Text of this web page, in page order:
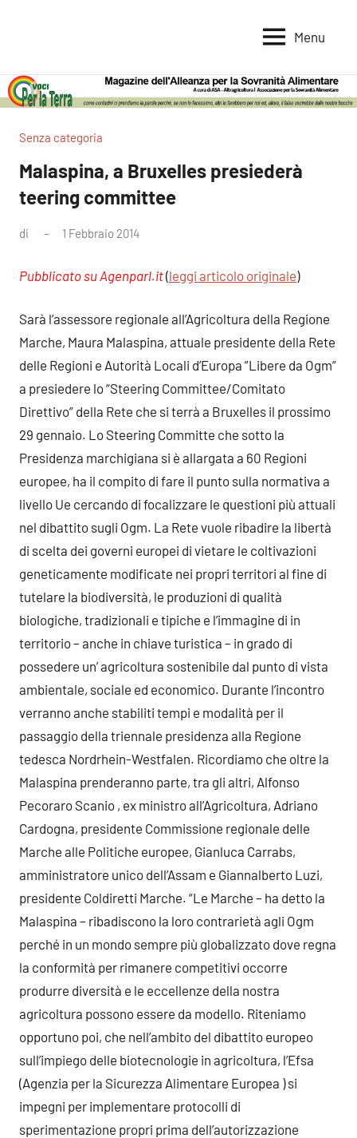
per
la
Terra
per
la
Alimentare
Menu
Senza categoria
Malaspina, a Bruxelles presiederà
teering committee
di 1 Febbraio 2014
Pubblicato su Agenparl.it(leggi articolo originale)
Sarà l’assessore regionale all’Agricoltura della Regione
Marche, Maura Malaspina, attuale presidente della Rete
delle Regioni e Autorità Locali d’Europa ”Libere da Ogm”
a presiedere lo “Steering Committee/Comitato
Direttivo” della Rete che si terrà a Bruxelles il prossimo
29 gennaio. Lo Steering Committe che sotto la
Presidenza marchigiana si è allargata a 60 Regioni
europee, ha il compito di fare il punto sulla normativa a
livello Ue cercando di focalizzare le questioni più attuali
nel dibattito sugli Ogm. La Rete vuole ribadire la libertà
di scelta dei governi europei di vietare le coltivazioni
geneticamente modificate nei propri territori al fine di
tutelare la biodiversità, le produzioni di qualità
biologiche, tradizionali e tipiche e l’immagine di in
territorio – anche in chiave turistica – in grado di
possedere un’ agricoltura sostenibile dal punto di vista
ambientale, sociale ed economico. Durante l’incontro
verranno anche stabiliti tempi e modalità per il
passaggio della triennale presidenza alla Regione
tedesca Nordrhein-Westfalen. Ricordiamo che oltre la
Malaspina prenderanno parte, tra gli altri, Alfonso
Pecoraro Scanio , ex ministro all’Agricoltura, Adriano
Cardogna, presidente Commissione regionale delle
Marche alle Politiche europee, Gianluca Carrabs,
amministratore unico dell’Assam e Giannalberto Luzi,
presidente Coldiretti Marche. “Le Marche – ha detto la
Malaspina – ribadiscono la loro contrarietà agli Ogm
perché in un mondo sempre più globalizzato dove regna
la conformità per rimanere competitivi occorre
produrre diversità e le eccellenze della nostra
agricoltura possono essere da modello. Riteniamo
opportuno poi, che nell’ambito del dibattito europeo
sull’impiego delle biotecnologie in agricoltura, l’Efsa
(Agenzia per la Sicurezza Alimentare Europea ) si
impegni per implementare protocolli di
sperimentazione propri prima dell’autorizzazione